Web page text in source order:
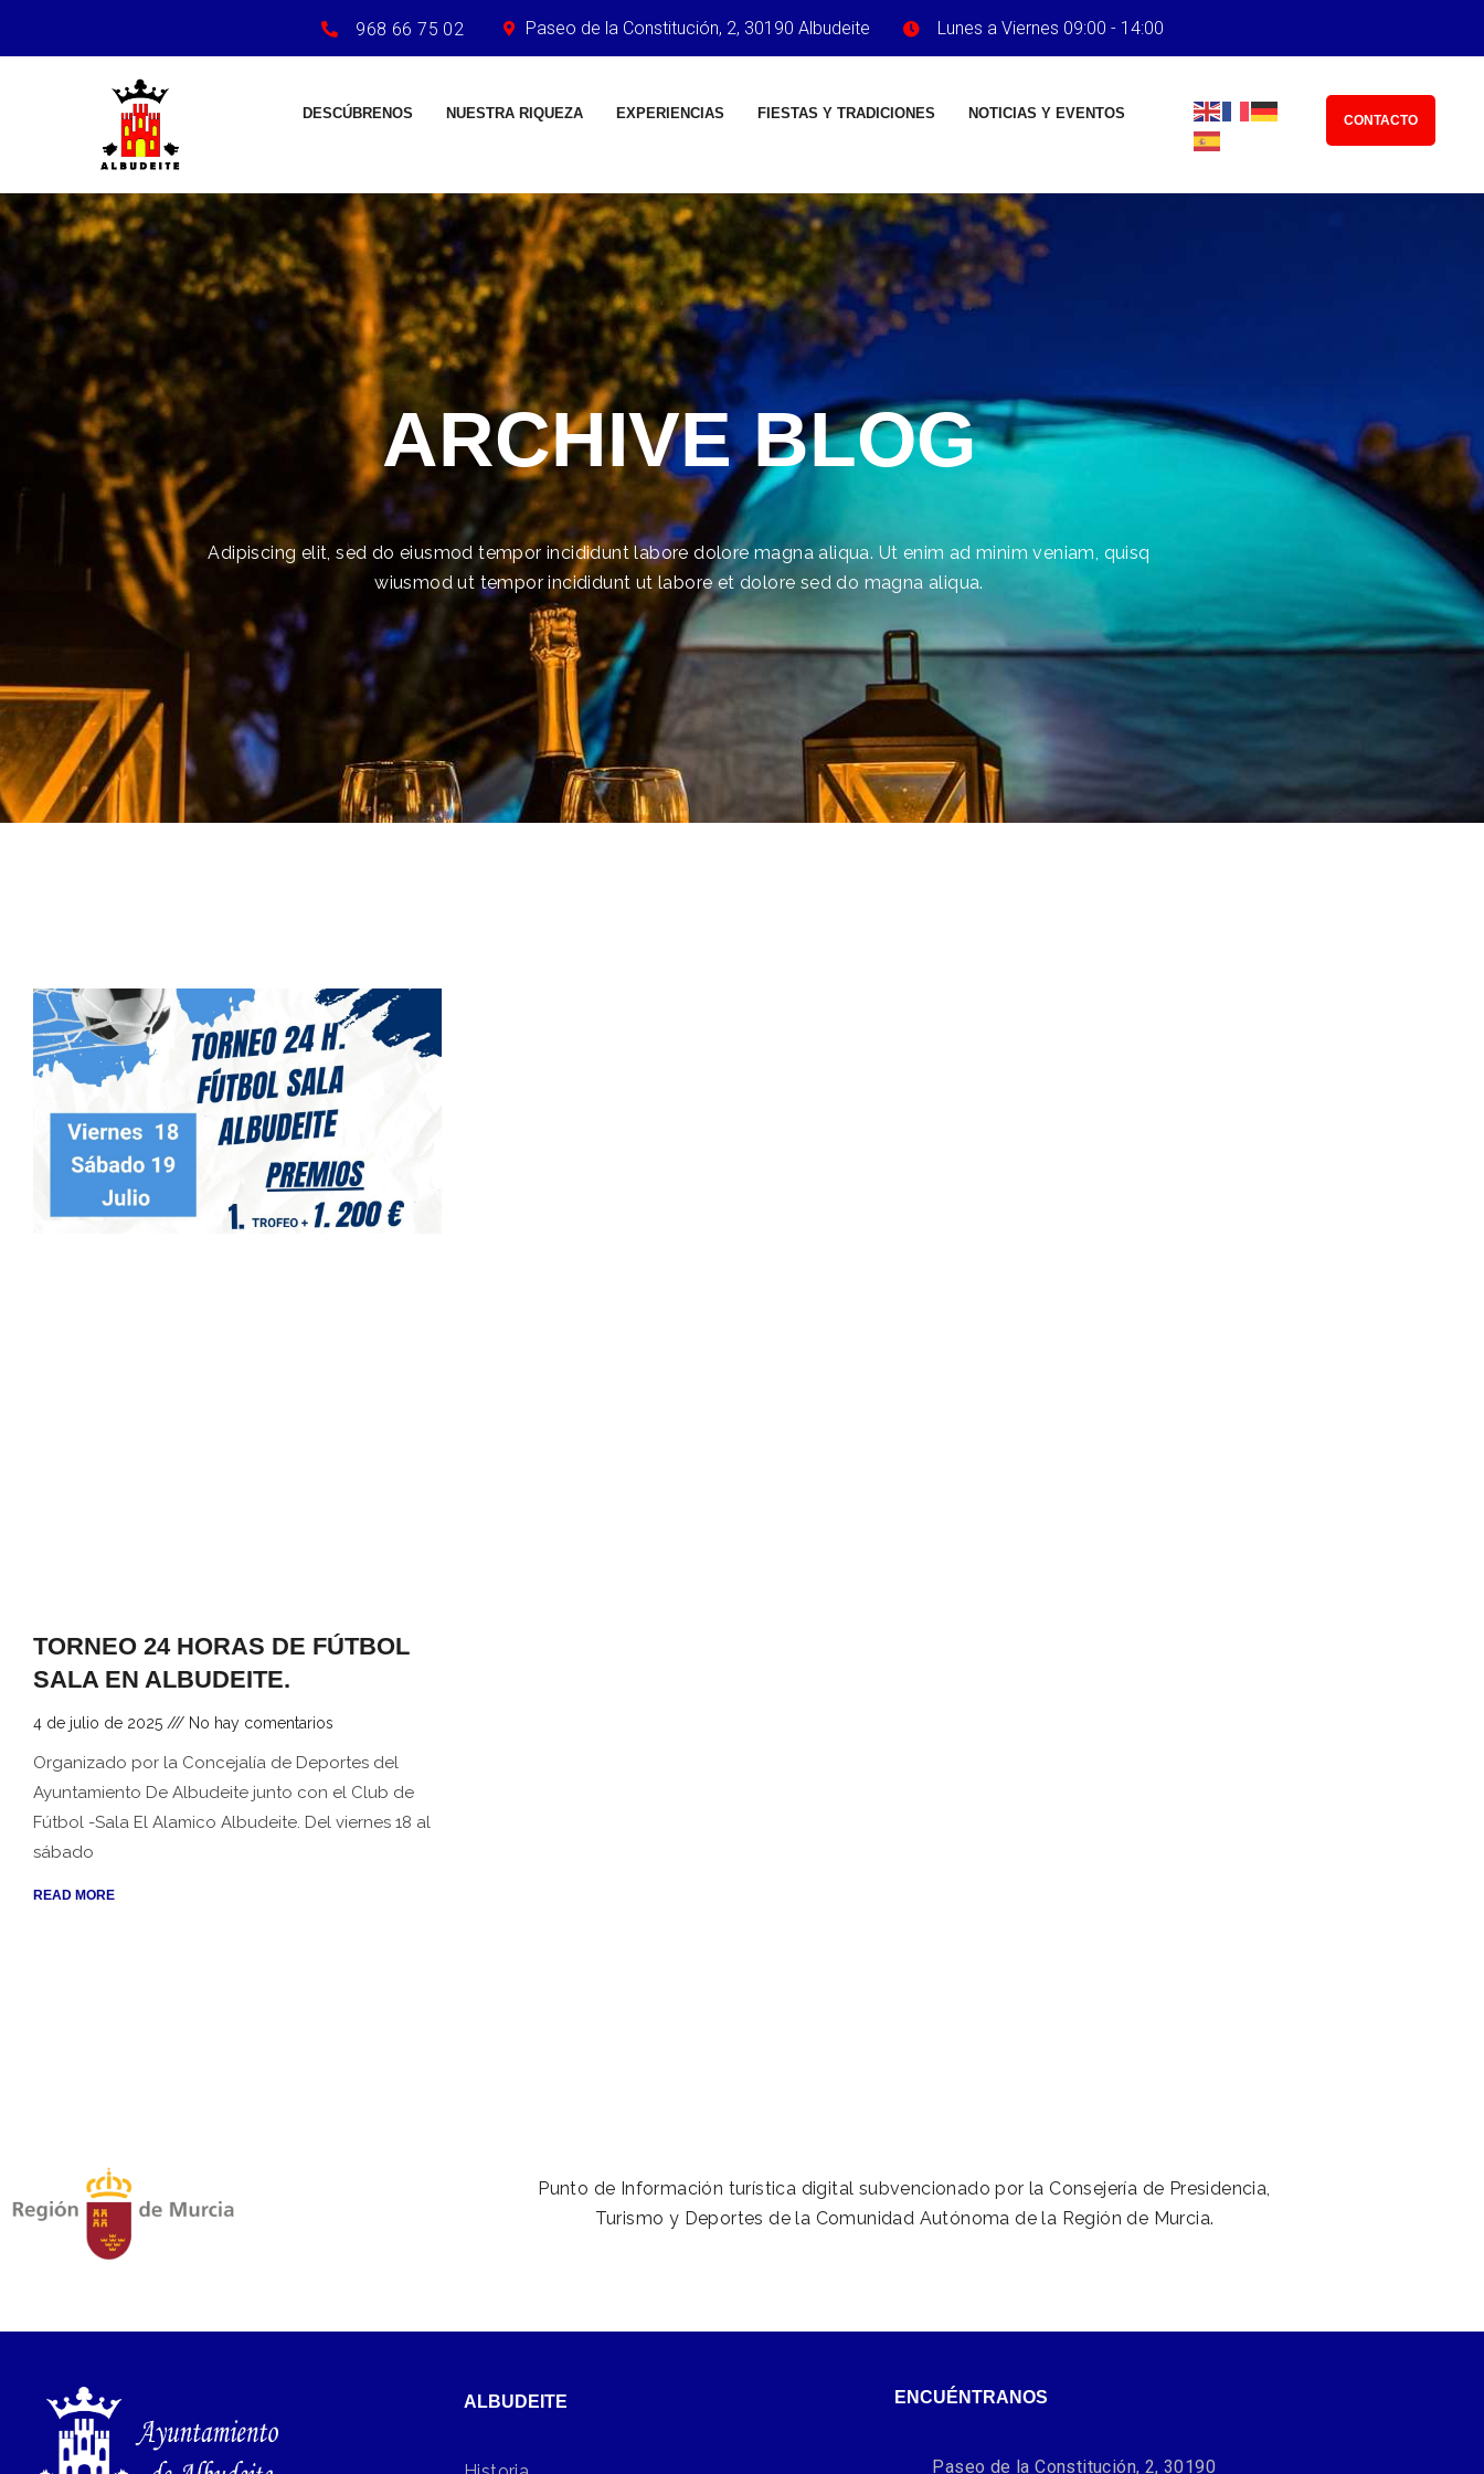
968 66 75 02 Paseo de la Constitución, 2, 30190 Albudeite Lunes a Viernes 09:00 - 14:00
DESCÚBRENOS NUESTRA RIQUEZA EXPERIENCIAS FIESTAS Y TRADICIONES NOTICIAS Y EVENTOS CONTACTO
ARCHIVE BLOG
Adipiscing elit, sed do eiusmod tempor incididunt labore dolore magna aliqua. Ut enim ad minim veniam, quisq
wiusmod ut tempor incididunt ut labore et dolore sed do magna aliqua.
TORNEO 24 HORAS DE FÚTBOL
SALA EN ALBUDEITE.
4 de julio de 2025 No hay comentarios
Organizado por la Concejalía de Deportes del
Ayuntamiento De Albudeite junto con el Club de
Fútbol -Sala El Alamico Albudeite. Del viernes 18 al
sábado
READ MORE
Punto de Información turística digital subvencionado por la Consejería de Presidencia,
Turismo y Deportes de la Comunidad Autónoma de la Región de Murcia.
ALBUDEITE ENCUÉNTRANOS
Paseo de la Constitución, 2, 30190